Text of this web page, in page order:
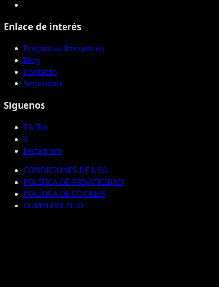
Enlace de interés
Preguntas frecuentes
Blog
Contacto
Seguridad
Síguenos
Tik Tok
X
Instagram
CONDICIONES DE USO
POLÍTICA DE PRIVATICIDAD
POLÍTICA DE COOKIES
CUMPLIMIENTO